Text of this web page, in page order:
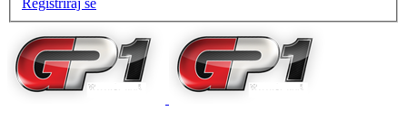
Registriraj se